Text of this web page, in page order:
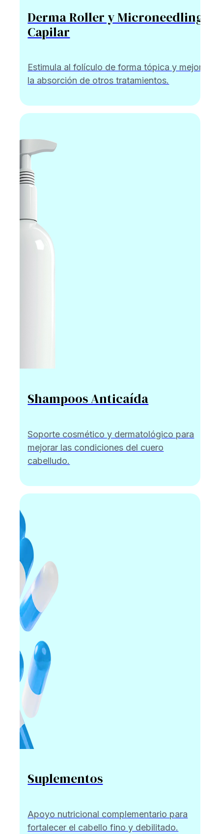
Derma Roller y Microneedling
Capilar
Estimula al folículo de forma tópica y mejora
la absorción de otros tratamientos.
Shampoos Anticaída
Soporte cosmético y dermatológico para
mejorar las condiciones del cuero
cabelludo.
Suplementos
Apoyo nutricional complementario para
fortalecer el cabello fino y debilitado.